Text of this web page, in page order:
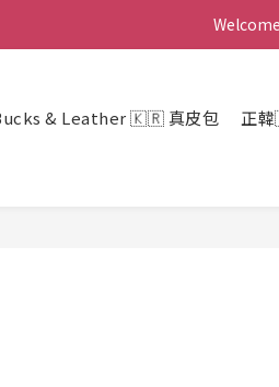
Welcome
& Leather 🇰🇷 真皮包 正